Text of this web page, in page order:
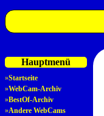
Hauptmenü
»Startseite
»WebCam-Archiv
»BestOf-Archiv
»Andere WebCams